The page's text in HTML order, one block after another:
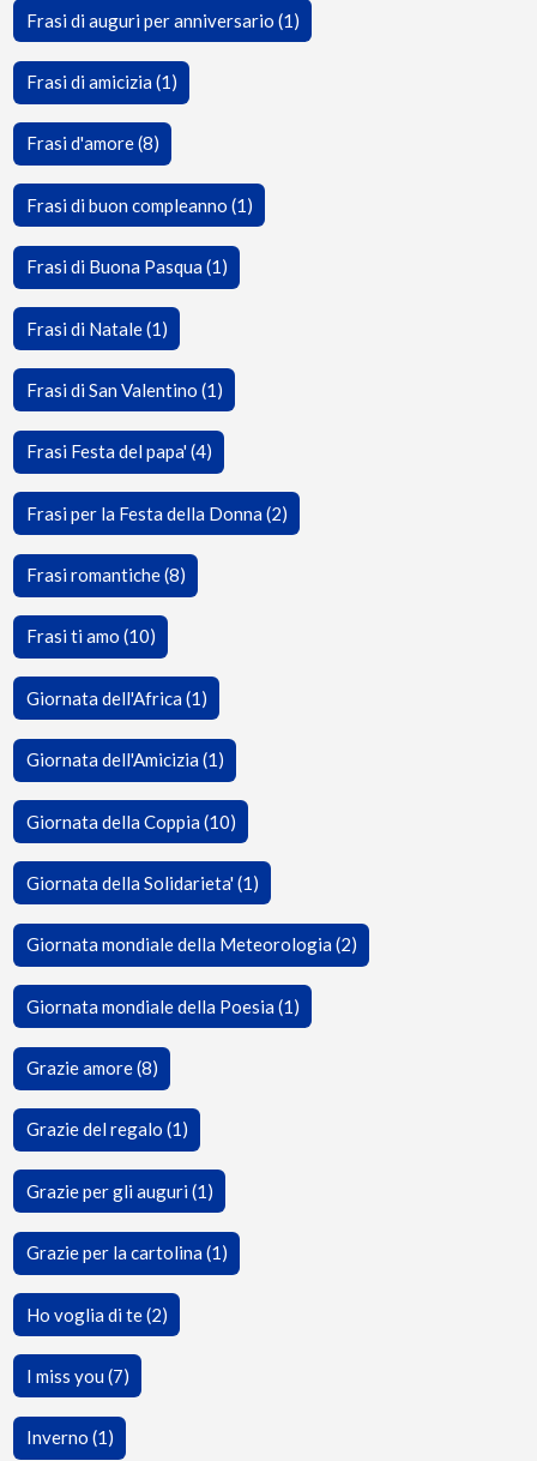
Frasi di auguri per anniversario (1)
Frasi di amicizia (1)
Frasi d'amore (8)
Frasi di buon compleanno (1)
Frasi di Buona Pasqua (1)
Frasi di Natale (1)
Frasi di San Valentino (1)
Frasi Festa del papa' (4)
Frasi per la Festa della Donna (2)
Frasi romantiche (8)
Frasi ti amo (10)
Giornata dell'Africa (1)
Giornata dell'Amicizia (1)
Giornata della Coppia (10)
Giornata della Solidarieta' (1)
Giornata mondiale della Meteorologia (2)
Giornata mondiale della Poesia (1)
Grazie amore (8)
Grazie del regalo (1)
Grazie per gli auguri (1)
Grazie per la cartolina (1)
Ho voglia di te (2)
I miss you (7)
Inverno (1)